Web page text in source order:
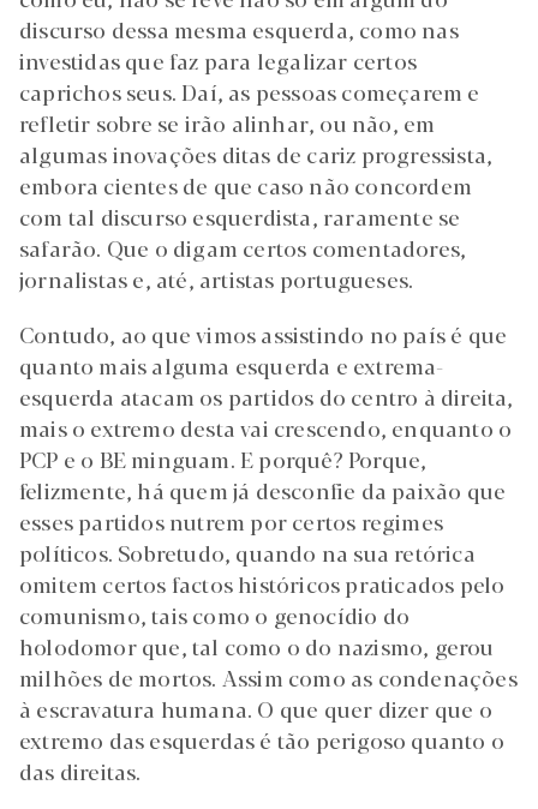
discurso dessa mesma esquerda, como nas
investidas que faz para legalizar certos
caprichos seus. Daí, as pessoas começarem e
refletir sobre se irão alinhar, ou não, em
algumas inovações ditas de cariz progressista,
embora cientes de que caso não concordem
com tal discurso esquerdista, raramente se
safarão. Que o digam certos comentadores,
jornalistas e, até, artistas portugueses.
Contudo, ao que vimos assistindo no país é que
quanto mais alguma esquerda e extrema-
esquerda atacam os partidos do centro à direita,
mais o extremo desta vai crescendo, enquanto o
PCP e o BE minguam. E porquê? Porque,
felizmente, há quem já desconfie da paixão que
esses partidos nutrem por certos regimes
políticos. Sobretudo, quando na sua retórica
omitem certos factos históricos praticados pelo
comunismo, tais como o genocídio do
holodomor que, tal como o do nazismo, gerou
milhões de mortos. Assim como as condenações
à escravatura humana. O que quer dizer que o
extremo das esquerdas é tão perigoso quanto o
das direitas.